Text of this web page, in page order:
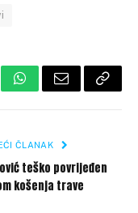
WhatsApp
Email Copy
ČLANAK
teško povrijeđen
košenja trave